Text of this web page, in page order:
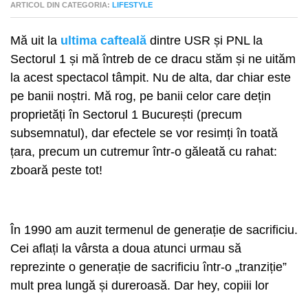
ARTICOL DIN CATEGORIA: LIFESTYLE
Mă uit la ultima cafteală dintre USR și PNL la
Sectorul 1 și mă întreb de ce dracu stăm și ne uităm
la acest spectacol tâmpit. Nu de alta, dar chiar este
pe banii noștri. Mă rog, pe banii celor care dețin
proprietăți în Sectorul 1 București (precum
subsemnatul), dar efectele se vor resimți în toată
țara, precum un cutremur într-o găleată cu rahat:
zboară peste tot!
În 1990 am auzit termenul de generație de sacrificiu.
Cei aflați la vârsta a doua atunci urmau să
reprezinte o generație de sacrificiu într-o „tranziție”
mult prea lungă și dureroasă. Dar hey, copiii lor